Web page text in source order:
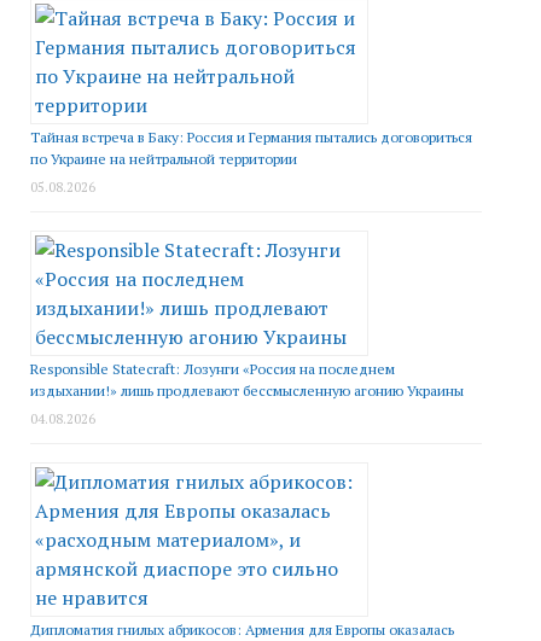
Тайная встреча в Баку: Россия и Германия пытались договориться
по Украине на нейтральной территории
05.08.2026
Responsible Statecraft: Лозунги «Россия на последнем
издыхании!» лишь продлевают бессмысленную агонию Украины
04.08.2026
Дипломатия гнилых абрикосов: Армения для Европы оказалась